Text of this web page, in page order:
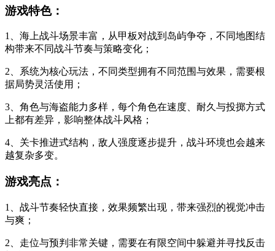
游戏特色：
1、海上战斗场景丰富，从甲板对战到岛屿争夺，不同地图结
构带来不同战斗节奏与策略变化；
2、系统为核心玩法，不同类型拥有不同范围与效果，需要根
据局势灵活使用；
3、角色与海盗能力多样，每个角色在速度、耐久与投掷方式
上都有差异，影响整体战斗风格；
4、关卡推进式结构，敌人强度逐步提升，战斗环境也会越来
越复杂多变。
游戏亮点：
1、战斗节奏轻快直接，效果频繁出现，带来强烈的视觉冲击
与爽；
2、走位与预判非常关键，需要在有限空间中躲避并寻找反击